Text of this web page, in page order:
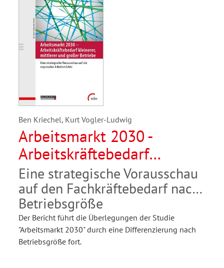
Ben Kriechel, Kurt Vogler-Ludwig
Arbeitsmarkt 2030 -
Arbeitskräftebedarf
kleinerer, mittlerer und
großer Betriebe
Eine strategische Vorausschau
auf den Fachkräftebedarf nach
Betriebsgröße
Der Bericht führt die Überlegungen der Studie
"Arbeitsmarkt 2030" durch eine Differenzierung nach
Betriebsgröße fort.